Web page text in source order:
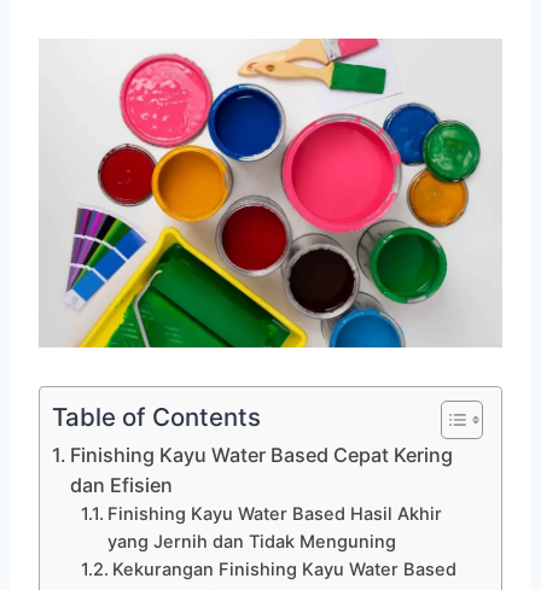
Table of Contents
Finishing Kayu Water Based Cepat Kering
dan Efisien
Finishing Kayu Water Based Hasil Akhir
yang Jernih dan Tidak Menguning
Kekurangan Finishing Kayu Water Based